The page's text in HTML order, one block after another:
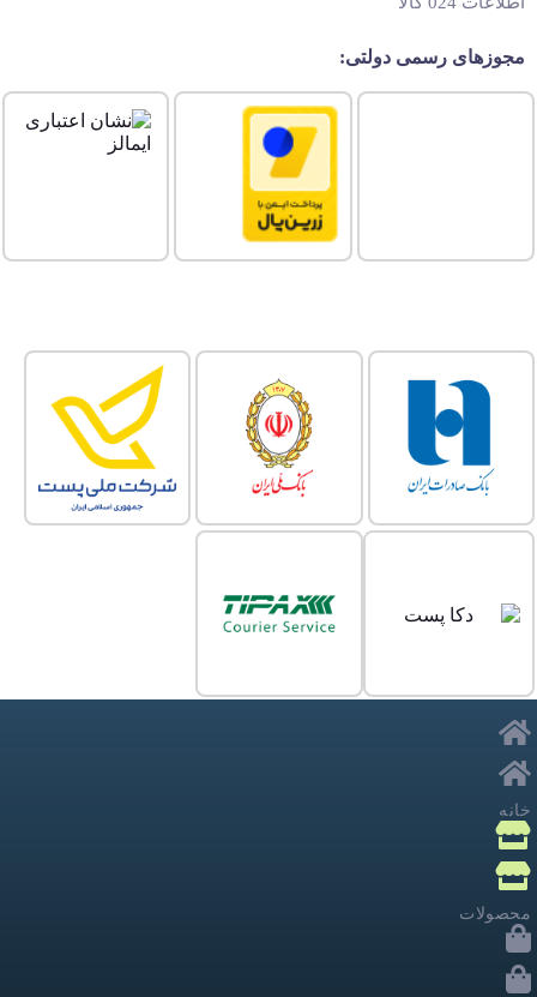
مجوزهای رسمی دولتی:
خانه
محصولات